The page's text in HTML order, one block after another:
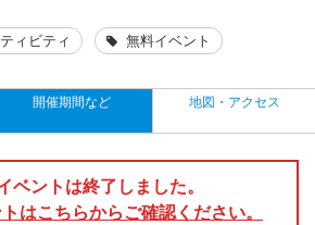
ィビティ 無料イベント
開催期間など 地図・アクセス
ベントは終了しました。
はこちらからご確認ください。